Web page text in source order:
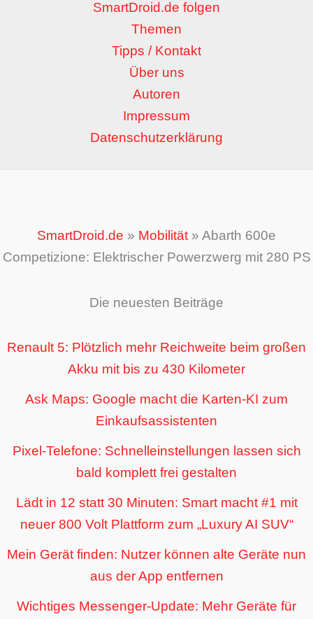
SmartDroid.de folgen
Themen
Tipps / Kontakt
Über uns
Autoren
Impressum
Datenschutzerklärung
SmartDroid.de » Mobilität» Abarth 600e
Competizione: Elektrischer Powerzwerg mit 280 PS
Die neuesten Beiträge
Renault 5: Plötzlich mehr Reichweite beim großen
Akku mit bis zu 430 Kilometer
Ask Maps: Google macht die Karten-KI zum
Einkaufsassistenten
Pixel-Telefone: Schnelleinstellungen lassen sich
bald komplett frei gestalten
Lädt in 12 statt 30 Minuten: Smart macht #1 mit
neuer 800 Volt Plattform zum „Luxury AI SUV“
Mein Gerät finden: Nutzer können alte Geräte nun
aus der App entfernen
Wichtiges Messenger-Update: Mehr Geräte für